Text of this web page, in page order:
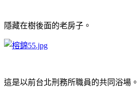
隱藏在樹後面的老房子。
這是以前台北刑務所職員的共同浴場。